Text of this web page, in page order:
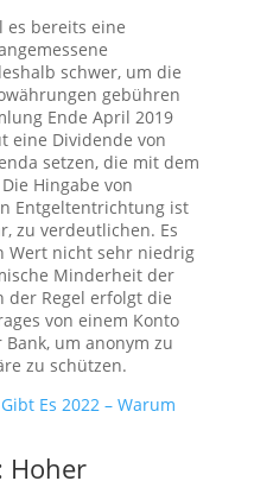
es bereits eine
schwer, um die
gebühren
Ende April 2019
eine Dividende von
setzen, die mit dem
Hingabe von
Entgeltentrichtung ist
zu verdeutlichen. Es
Wert nicht sehr niedrig
Minderheit der
Regel erfolgt die
von einem Konto
um anonym zu
zu schützen.
Es 2022 – Warum
Hoher